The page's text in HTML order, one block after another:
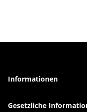
Informationen
Gesetzliche